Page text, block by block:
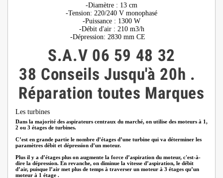
-Diamètre : 13 cm
-Tension: 220/240 V monophasé
-Puissance : 1300 W
-Débit d'air : 210 m3/h
-Dépression: 2830 mm CE
S.A.V 06 59 48 32
38 ConseilsJusqu'à 20h .
Réparation toutes Marques
Les turbines
Dans la majorité des aspirateurs centraux du marché, on utilise des moteurs à 1,
2 ou 3 étages de turbines.
C’est en grande partie le nombre d’étages d’une turbine qui va déterminer les
paramètres débit et dépression d’un moteur.
Plus il y a d’étages plus on augmente la force d’aspiration du moteur, c'est-à-
dire la dépression. En revanche, on diminue la vitesse d’aspiration, le débit
d’air, puisque l’air met plus de temps à traverser un moteur à 3 étages qu’un
moteur à 1 étage .